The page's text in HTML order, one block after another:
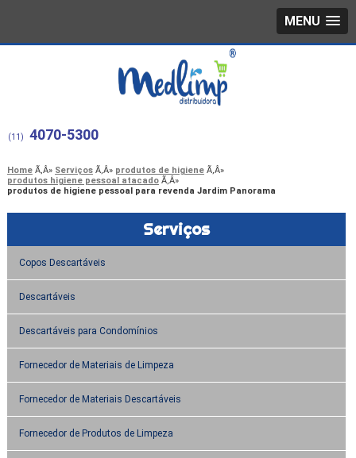
MENU
(11) 4070-5300
Home Serviços
produtos de higiene
produtos higiene pessoal atacado
produtos de higiene pessoal para revenda Jardim Panorama
Serviços
Copos Descartáveis
Descartáveis
Descartáveis para Condomínios
Fornecedor de Materiais de Limpeza
Fornecedor de Materiais Descartáveis
Fornecedor de Produtos de Limpeza